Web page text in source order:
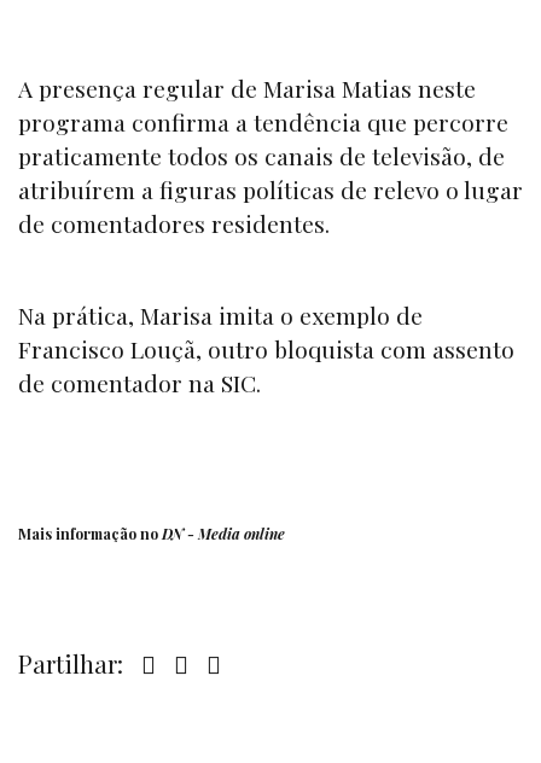
A presença regular de Marisa Matias neste
programa confirma a tendência que percorre
praticamente todos os canais de televisão, de
atribuírem a figuras políticas de relevo o lugar
de comentadores residentes.
Na prática, Marisa imita o exemplo de
Francisco Louçã, outro bloquista com assento
de comentador na SIC.
Mais informação noDN -Media online
Partilhar: